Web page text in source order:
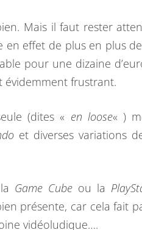
Mais il faut rester
en effet de plus en plus
pour une dizaine
évidemment frustrant.
(dites « en loose« )
et diverses variations
Game Cubeou la
présente, car cela fait
vidéoludique….